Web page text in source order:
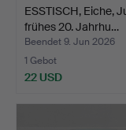
ESSTISCH, Eiche,
frühes 20. Jahrhu…
Beendet 9. Jun 2026
1 Gebot
22 USD